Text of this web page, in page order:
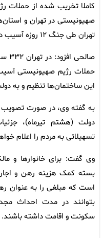
کاملا تخریب شده از حملات
تهران طی جنگ ۱۲ روزه آسیب دیده است.
حملات رژیم صهیونیستی
این ساختمان‌ها تنظیم و به
به گفته وی، در صورت
دولت (هشتم تیرماه)،
تسهیلاتی به مردم را اعلام
وی گفت: برای خانوار‌ها و
بسته کمک هزینه رهن و
است که مبلغی را به عنوان
بتوانند در مدت احداث
سکونت و اقامت داشته باشند.